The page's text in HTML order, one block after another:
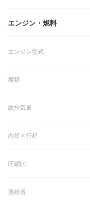
エンジン・燃料
エンジン型式
種類
総排気量
内径×行程
圧縮比
過給器